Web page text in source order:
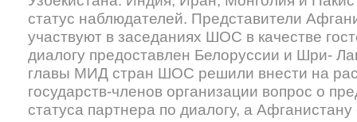
статус наблюдателей. Представители
участвуют в заседаниях ШОС в качестве
диалогу предоставлен Белоруссии и Шри-
главы МИД стран ШОС решили внести на
государств-членов организации вопрос о
статуса партнера по диалогу, а